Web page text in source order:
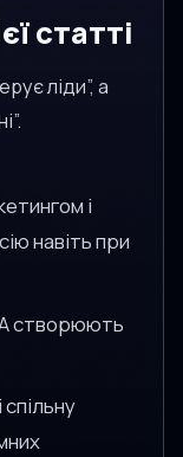
статті
ліди”, а
і
навіть при
створюють